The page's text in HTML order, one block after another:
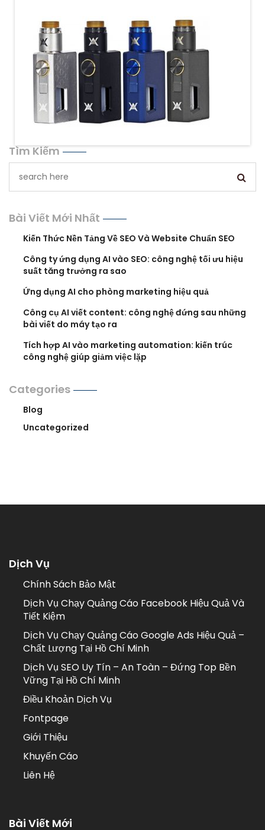
Tìm Kiếm
Bài Viết Mới Nhất
Kiến Thức Nền Tảng Về SEO Và Website Chuẩn SEO
Công ty ứng dụng AI vào SEO: công nghệ tối ưu hiệu
suất tăng trưởng ra sao
Ứng dụng AI cho phòng marketing hiệu quả
Công cụ AI viết content: công nghệ đứng sau những
bài viết do máy tạo ra
Tích hợp AI vào marketing automation: kiến trúc
công nghệ giúp giảm việc lặp
Categories
Blog
Uncategorized
Dịch Vụ
Chính Sách Bảo Mật
Dịch Vụ Chạy Quảng Cáo Facebook Hiệu Quả Và
Tiết Kiệm
Dịch Vụ Chạy Quảng Cáo Google Ads Hiệu Quả –
Chất Lượng Tại Hồ Chí Minh
Dịch Vụ SEO Uy Tín – An Toàn – Đứng Top Bền
Vững Tại Hồ Chí Minh
Điều Khoản Dịch Vụ
Fontpage
Giới Thiệu
Khuyến Cáo
Liên Hệ
Bài Viết Mới